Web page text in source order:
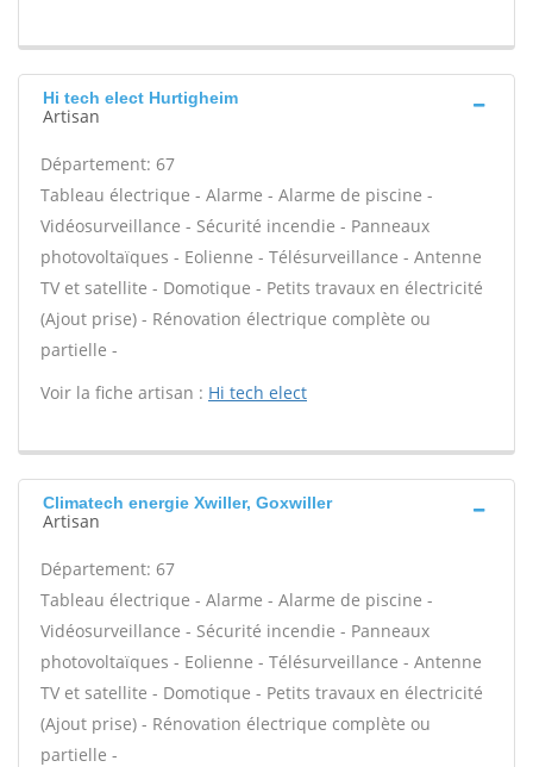
Hi tech elect Hurtigheim
Artisan
Département: 67
Tableau électrique - Alarme - Alarme de piscine -
Vidéosurveillance - Sécurité incendie - Panneaux
photovoltaïques - Eolienne - Télésurveillance - Antenne
TV et satellite - Domotique - Petits travaux en électricité
(Ajout prise) - Rénovation électrique complète ou
partielle -
Voir la fiche artisan : Hi tech elect
Climatech energie Xwiller, Goxwiller
Artisan
Département: 67
Tableau électrique - Alarme - Alarme de piscine -
Vidéosurveillance - Sécurité incendie - Panneaux
photovoltaïques - Eolienne - Télésurveillance - Antenne
TV et satellite - Domotique - Petits travaux en électricité
(Ajout prise) - Rénovation électrique complète ou
partielle -